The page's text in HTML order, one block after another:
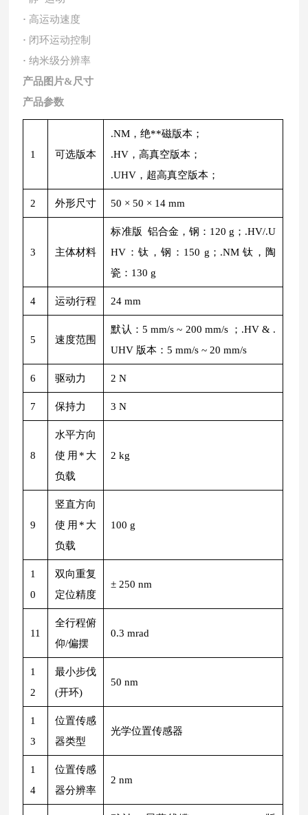
· 高运动速度
· 闭环运动控制
·纳米级分辨率
产品图片&尺寸
产品参数
1 可选版本
.NM，绝**磁版本；
.HV，高真空版本；
.UHV，超高真空版本；
2 外形尺寸 50 × 50 × 14 mm
3 主体材料
标准版 铝合金，钢：120 g；.HV/.U
HV：钛，钢：150 g；.NM 钛，陶
瓷：130 g
4 运动行程 24 mm
5 速度范围
默认：5 mm/s ~ 200 mm/s ；.HV & .
UHV 版本：5 mm/s ~ 20 mm/s
6 驱动力 2 N
7 保持力 3 N
8
水平方向
使用*大
负载
2 kg
9
竖直方向
使用*大
负载
100 g
1
0
双向重复
定位精度
± 250 nm
11
全行程俯
仰/偏摆
0.3 mrad
1
2
最小步伐
(开环)
50 nm
1
3
位置传感
器类型
光学位置传感器
1
4
位置传感
器分辨率
2 nm